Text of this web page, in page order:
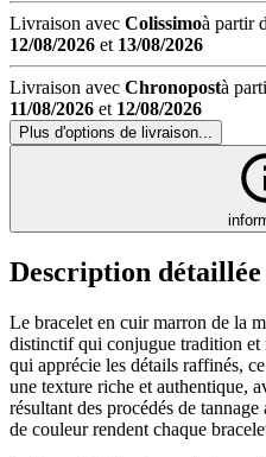
Livraison avec Colissimoà partir
12/08/2026 et 13/08/2026
Livraison avec Chronopostà
11/08/2026 et 12/08/2026
Plus d'options de livraison...
Description détaillée
Le bracelet en cuir marron de la
distinctif qui conjugue tradition
qui apprécie les détails raffinés,
une texture riche et authentique,
résultant des procédés de
de couleur rendent chaque